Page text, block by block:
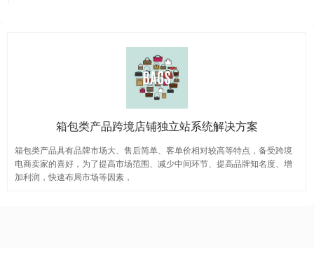
箱包类产品跨境店铺独立站系统解决方案
箱包类产品具有品牌市场大、售后简单、客单价相对较高等特点，备受跨境
电商卖家的喜好，为了提高市场范围、减少中间环节、提高品牌知名度、增
加利润，快速布局市场等因素，